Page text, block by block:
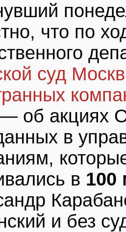
что по
суд
об акциях
в
в 100
и без